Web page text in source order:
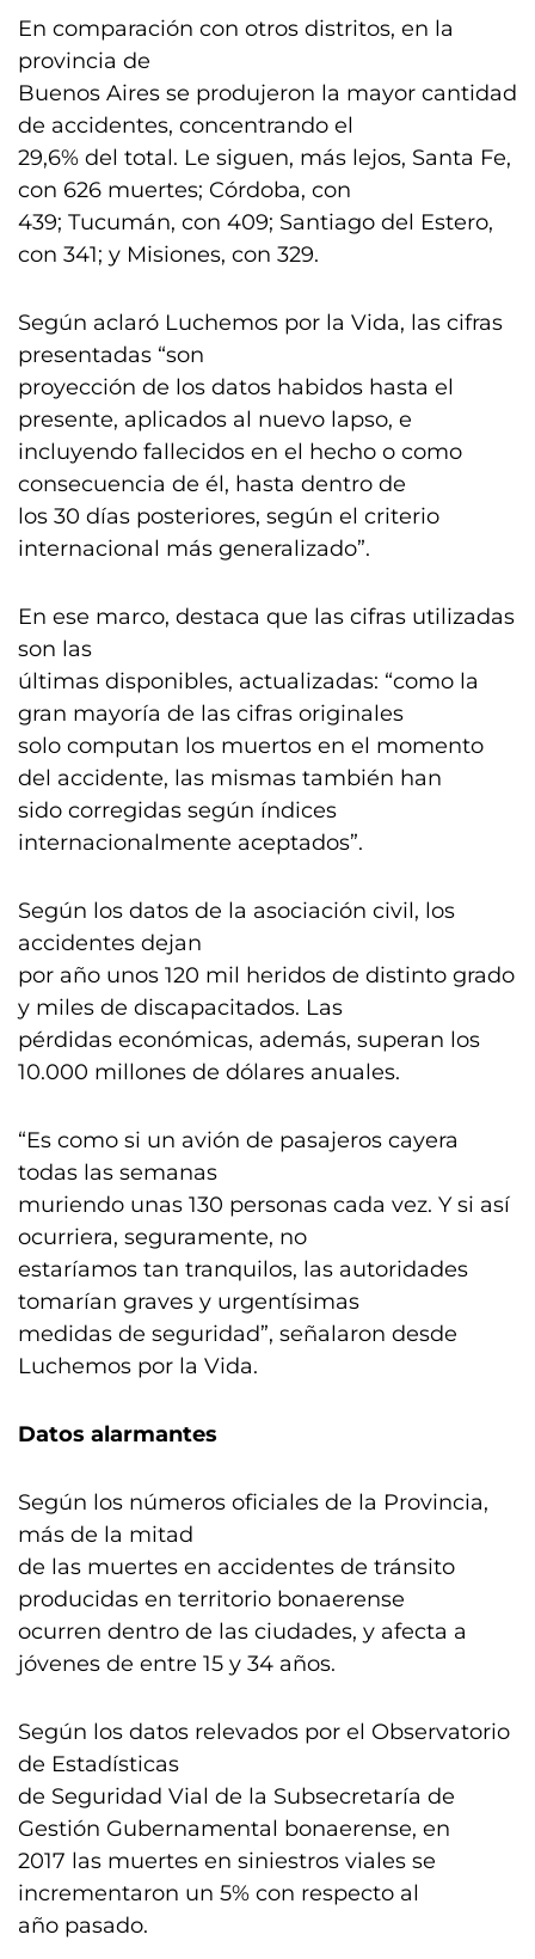
En comparación con otros distritos, en la
provincia de
Buenos Aires se produjeron la mayor cantidad
de accidentes, concentrando el
29,6% del total. Le siguen, más lejos, Santa Fe,
con 626 muertes; Córdoba, con
439; Tucumán, con 409; Santiago del Estero,
con 341; y Misiones, con 329.
Según aclaró Luchemos por la Vida, las cifras
presentadas “son
proyección de los datos habidos hasta el
presente, aplicados al nuevo lapso, e
incluyendo fallecidos en el hecho o como
consecuencia de él, hasta dentro de
los 30 días posteriores, según el criterio
internacional más generalizado”.
En ese marco, destaca que las cifras utilizadas
son las
últimas disponibles, actualizadas: “como la
gran mayoría de las cifras originales
solo computan los muertos en el momento
del accidente, las mismas también han
sido corregidas según índices
internacionalmente aceptados”.
Según los datos de la asociación civil, los
accidentes dejan
por año unos 120 mil heridos de distinto grado
y miles de discapacitados. Las
pérdidas económicas, además, superan los
10.000 millones de dólares anuales.
“Es como si un avión de pasajeros cayera
todas las semanas
muriendo unas 130 personas cada vez. Y si así
ocurriera, seguramente, no
estaríamos tan tranquilos, las autoridades
tomarían graves y urgentísimas
medidas de seguridad”, señalaron desde
Luchemos por la Vida.
Datos alarmantes
Según los números oficiales de la Provincia,
más de la mitad
de las muertes en accidentes de tránsito
producidas en territorio bonaerense
ocurren dentro de las ciudades, y afecta a
jóvenes de entre 15 y 34 años.
Según los datos relevados por el Observatorio
de Estadísticas
de Seguridad Vial de la Subsecretaría de
Gestión Gubernamental bonaerense, en
2017 las muertes en siniestros viales se
incrementaron un 5% con respecto al
año pasado.